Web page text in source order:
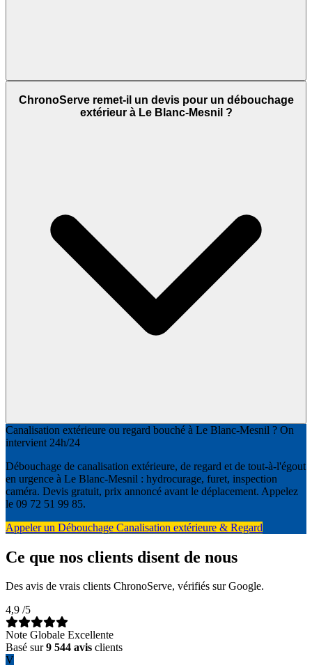
ChronoServe remet-il un devis pour un débouchage
extérieur à Le Blanc-Mesnil ?
Canalisation extérieure ou regard bouché à Le Blanc-Mesnil ? On
intervient 24h/24
Débouchage de canalisation extérieure, de regard et de tout-à-l'égout
en urgence à Le Blanc-Mesnil : hydrocurage, furet, inspection
caméra. Devis gratuit, prix annoncé avant le déplacement. Appelez
le 09 72 51 99 85.
Appeler un Débouchage Canalisation extérieure & Regard
Ce que nos clients disent de nous
Des avis de vrais clients ChronoServe, vérifiés sur Google.
4,9 /5
Note Globale Excellente
Basé sur9 544 avis clients
V